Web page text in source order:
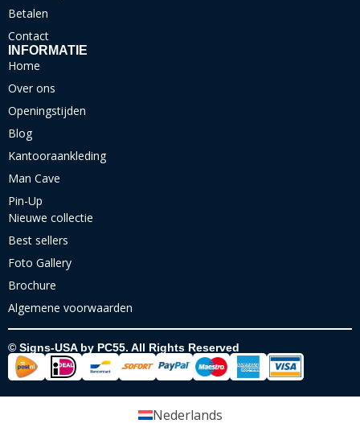
Betalen
Contact
INFORMATIE
Home
Over ons
Openingstijden
Blog
Kantooraankleding
Man Cave
Pin-Up
Nieuwe collectie
Best sellers
Foto Gallery
Brochure
Algemene voorwaarden
© Signs-USA by PC55. All Rights Reserved
Nederlands